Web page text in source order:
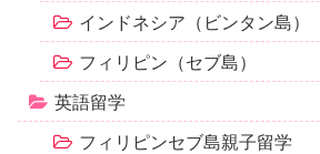
インドネシア（ビンタン島）
フィリピン（セブ島）
英語留学
フィリピンセブ島親子留学